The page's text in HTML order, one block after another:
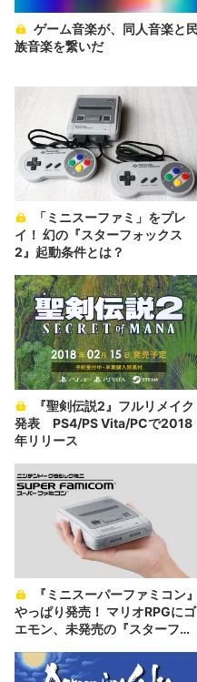
族音楽を繋いだ
イ！ 幻の『スターフォックス
2』起動条件とは？
発表 PS4/PS Vita/PCで2018
年リリース
やっぱり発売！ マリオRPGにゴ
エモン、未発売の『スターフォ